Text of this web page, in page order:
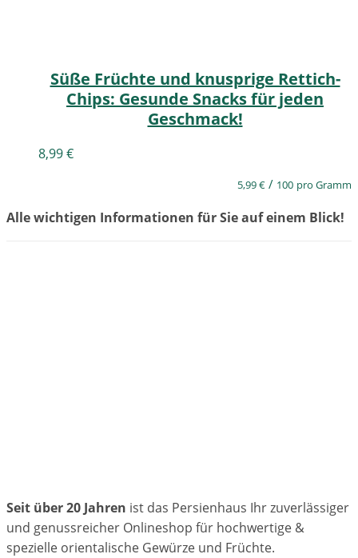
Süße Früchte und knusprige Rettich-
Chips: Gesunde Snacks für jeden
Geschmack!
8,99€
5,99€ / 100 pro Gramm
Alle wichtigen Informationen für Sie auf einem Blick!
Seit über 20 Jahren ist das Persienhaus Ihr zuverlässiger
und genussreicher Onlineshop für hochwertige &
spezielle orientalische Gewürze und Früchte.